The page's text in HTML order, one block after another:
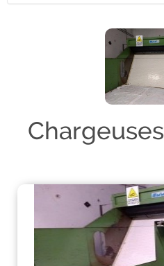
Chargeuses